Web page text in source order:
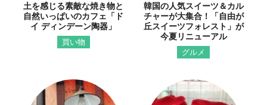
土を感じる素敵な焼き物と
自然いっぱいのカフェ「ド
イ ディンデーン陶器」
買い物
韓国の人気スイーツ＆カル
チャーが大集合！「自由が
丘スイーツフォレスト」が
今夏リニューアル
グルメ